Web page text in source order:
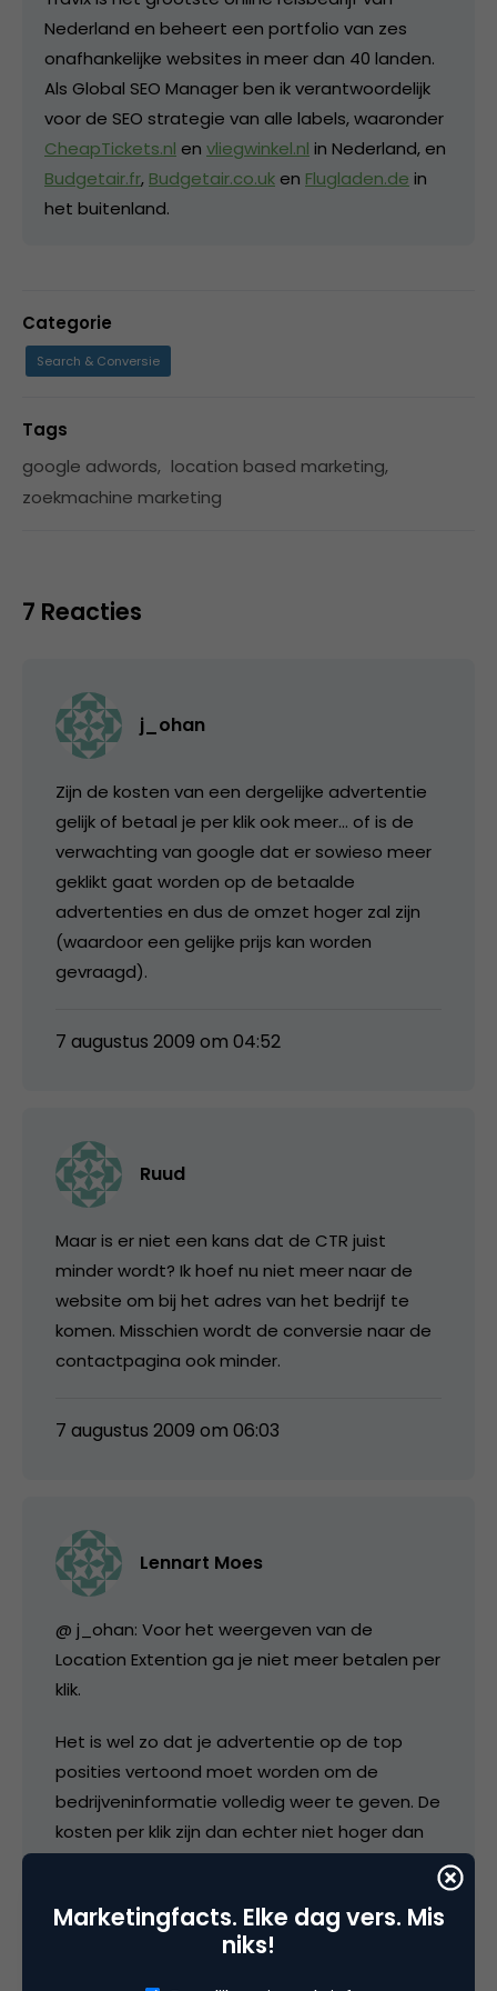
Nederland en beheert een portfolio van zes
onafhankelijke websites in meer dan 40 landen.
Als Global SEO Manager ben ik verantwoordelijk
voor de SEO strategie van alle labels, waaronder
CheapTickets.nl en vliegwinkel.nl in Nederland, en
Budgetair.fr, Budgetair.co.uk en Flugladen.de in
het buitenland.
Categorie
Search & Conversie
Tags
google adwords, location based marketing,
zoekmachine marketing
7 Reacties
j_ohan
Zijn de kosten van een dergelijke advertentie
gelijk of betaal je per klik ook meer… of is de
verwachting van google dat er sowieso meer
geklikt gaat worden op de betaalde
advertenties en dus de omzet hoger zal zijn
(waardoor een gelijke prijs kan worden
gevraagd).
7 augustus 2009 om 04:52
Ruud
Maar is er niet een kans dat de CTR juist
minder wordt? Ik hoef nu niet meer naar de
website om bij het adres van het bedrijf te
komen. Misschien wordt de conversie naar de
contactpagina ook minder.
7 augustus 2009 om 06:03
Lennart Moes
@ j_ohan: Voor het weergeven van de
Location Extention ga je niet meer betalen per
klik.
Het is wel zo dat je advertentie op de top
posities vertoond moet worden om de
bedrijveninformatie volledig weer te geven. De
kosten per klik zijn dan echter niet hoger dan
die van een advertentie zonder Location
weergegeven.
Marketingfacts. Elke dag vers. Mis
niks!